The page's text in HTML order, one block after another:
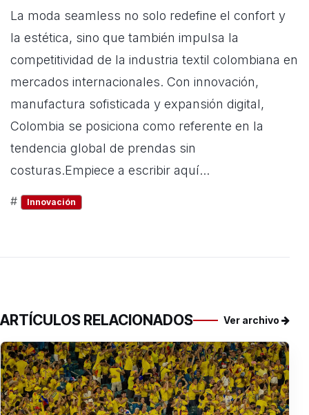
La moda seamless no solo redefine el confort y
la estética, sino que también impulsa la
competitividad de la industria textil colombiana en
mercados internacionales. Con innovación,
manufactura sofisticada y expansión digital,
Colombia se posiciona como referente en la
tendencia global de prendas sin
costuras.Empiece a escribir aquí...
# Innovación
ARTÍCULOS RELACIONADOS Ver archivo